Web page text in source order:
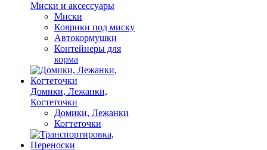
Миски и аксессуары
Миски
Коврики под миску
Автокормушки
Контейнеры для
корма
Домики, Лежанки,
Когтеточки
Домики, Лежанки
Когтеточки